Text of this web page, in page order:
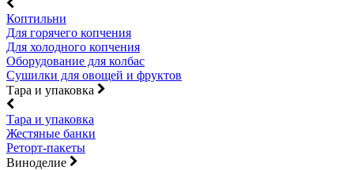
Коптильни
Для горячего копчения
Для холодного копчения
Оборудование для колбас
Сушилки для овощей и фруктов
Тара и упаковка
Тара и упаковка
Жестяные банки
Реторт-пакеты
Виноделие